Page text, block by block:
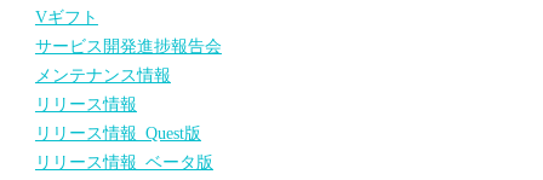
Vギフト
サービス開発進捗報告会
メンテナンス情報
リリース情報
リリース情報_Quest版
リリース情報_ベータ版